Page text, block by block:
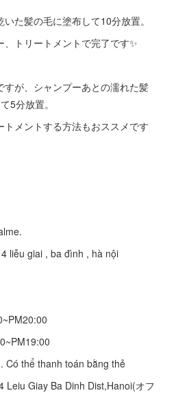
た髪の毛に塗布して10分放置。
トリートメントで完了です✨
が、シャンプーあとの濡れた髪
5分放置。
メントする方法もおススメです
liễu giai , ba đình , hà nội
Có thể thanh toán bằng thẻ
Leiu Giay Ba Dinh Dist,Hanoi(オフ